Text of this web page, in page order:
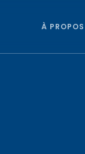
À PROPOS